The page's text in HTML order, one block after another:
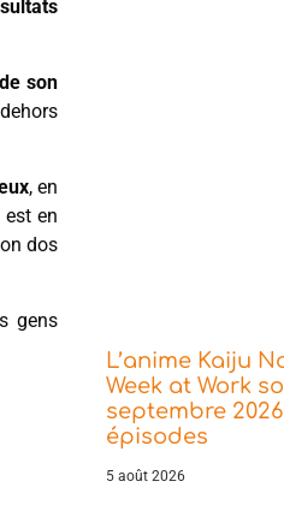
son
, en
en
dos
gens
L’anime Kaiju
Week at Work
septembre
épisodes
5 août 2026